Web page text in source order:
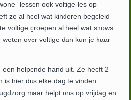
lessen ook voltige-les op
ze al heel wat kinderen begeleid
voltige groepen al heel wat shows
weten over voltige dan kun je haar
een helpende hand uit. Ze heeft 2
is hier dus elke dag te vinden.
maar helpt ons op vrijdag en